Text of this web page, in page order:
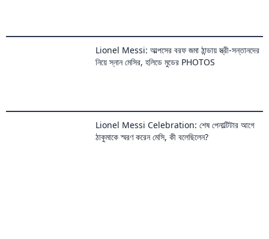
Lionel Messi: আল্পসের বরফ জমা ঠান্ডায় স্ত্রী-সন্তানদের
নিয়ে স্নান মেসির, হলিডে মুডের PHOTOS
Lionel Messi Celebration: শেষ পেনাল্টিটার আগে
ঠাকুমাকে স্মরণ করেন মেসি, কী বলেছিলেন?